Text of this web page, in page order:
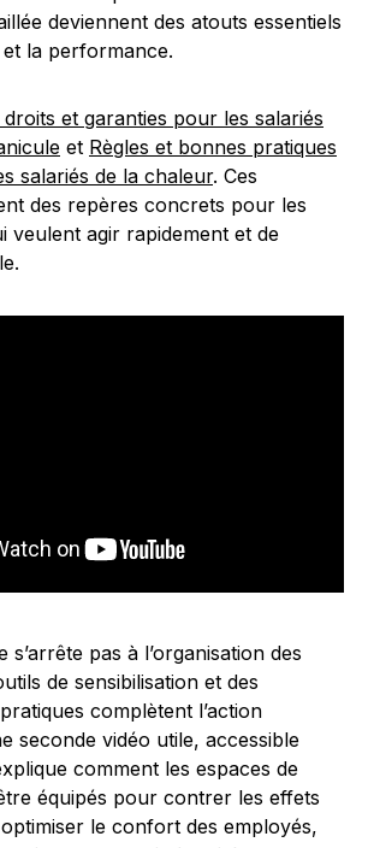
deviennent des atouts essentiels
la performance.
droits et garanties pour les salariés
et Règles et bonnes pratiques
salariés de la chaleur. Ces
des repères concrets pour les
veulent agir rapidement et de
s’arrête pas à l’organisation des
de sensibilisation et des
complètent l’action
seconde vidéo utile, accessible
comment les espaces de
équipés pour contrer les effets
le confort des employés,